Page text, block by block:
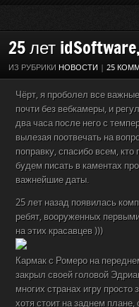
25 лет
ИЗ РУБРИКИ НОВОСТИ | 25
Чёрт, я проболел все
почти без вебкамеры, и
два часа после него с
вылезая поотвечать на
поправку, спасибо всем,
будем писать в каментах
важнейшие даты.
25 лет назад появилась
ребят, вооруженных
на этих красавцев )))
Кармак с Ромеро на
закрыл своей головой
многих странах игру
хотя стоит на заднем